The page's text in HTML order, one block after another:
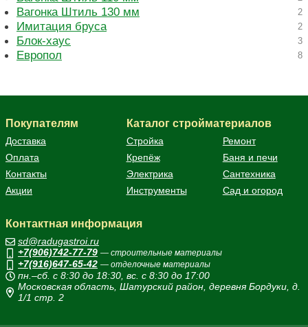
Вагонка Штиль 130 мм 2
Имитация бруса 2
Блок-хаус 3
Европол 8
Покупателям
Доставка
Оплата
Контакты
Акции
Каталог стройматериалов
Стройка
Ремонт
Крепёж
Баня и печи
Электрика
Сантехника
Инструменты
Сад и огород
Контактная информация
sd@radugastroi.ru
+7(906)742-77-79 — строительные материалы
+7(916)647-65-42 — отделочные материалы
пн.–сб. с 8:30 до 18:30, вс. с 8:30 до 17:00
Московская область, Шатурский район, деревня Бордуки, д.
1/1 стр. 2